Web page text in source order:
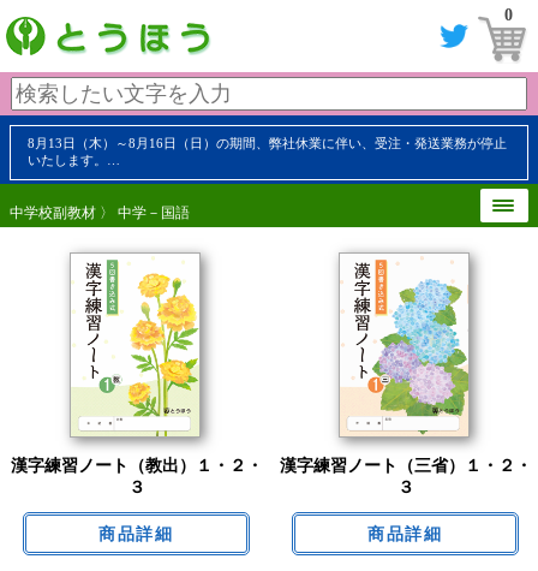
0
8月13日（木）～8月16日（日）の期間、弊社休業に伴い、受注・発送業務が停止
いたします。…
中学校副教材 〉 中学－国語
漢字練習ノート（教出）１・２・
３
漢字練習ノート（三省）１・２・
３